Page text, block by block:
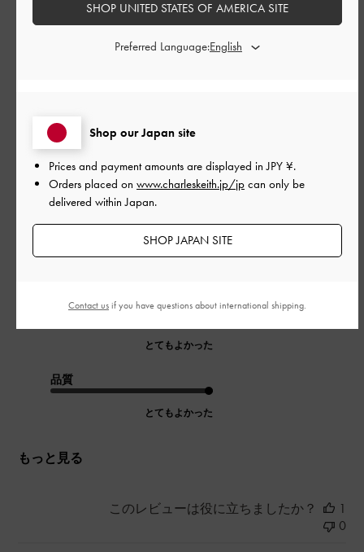
このレビューは役に立ちましたか？
1
ちょっとした自分へのご褒美
ルドの組み合わせがとても可愛いです✨形もあまり被らないの
で私はとても気に入っています♪
デザイン
とてもよかった
品質
とてもよかった
もっと見る
このレビューは役に立ちましたか？
1
0
Shop our Japan site
Prices and payment amounts are displayed inJPY ¥.
Orders placed on www.charleskeith.jp/jp can only be
delivered within Japan.
SHOP JAPAN SITE
SHOP UNITED STATES OF AMERICA SITE
Preferred Language:
Contact usif you have questions about international shipping.